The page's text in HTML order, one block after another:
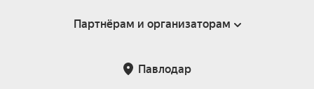
Справка
Возврат билетов
Партнёрам и организаторам
Павлодар